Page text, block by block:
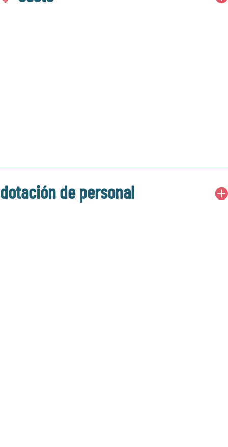
dotación de personal